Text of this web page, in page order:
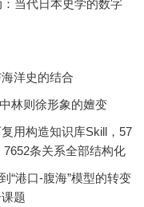
：当代日本史学的数字
洋史的结合
林则徐形象的嬗变
用构造知识库Skill，57
条关系全部结构化
“港口-腹海”模型的转变
题